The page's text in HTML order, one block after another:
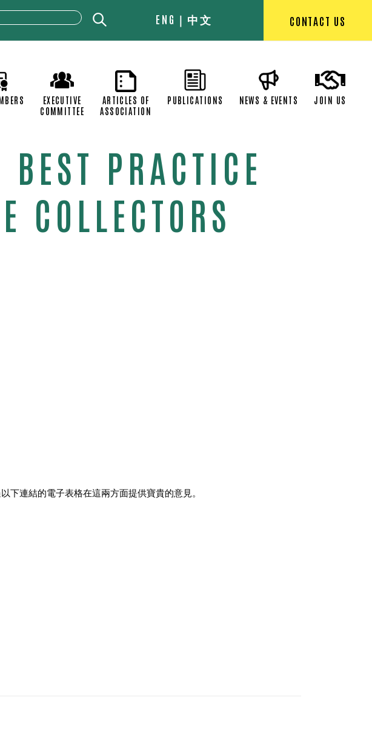
ENG 中文 CONTACT US
OUR MEMBERS EXECUTIVE
PRACTICE
COLLECTORS
下連結的電子表格在這兩方面提供寶貴的意見。